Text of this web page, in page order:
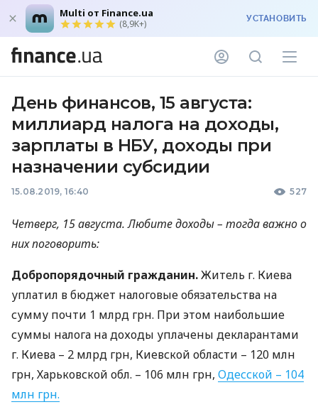
Multi от Finance.ua
(8,9K+) УСТАНОВИТЬ
День финансов, 15 августа:
миллиард налога на доходы,
зарплаты в НБУ, доходы при
назначении субсидии
15.08.2019, 16:40 527
Четверг, 15 августа. Любите доходы – тогда важно о
них поговорить:
Добропорядочный гражданин.Житель г. Киева
уплатил в бюджет налоговые обязательства на
сумму почти 1 млрд грн. При этом наибольшие
суммы налога на доходы уплачены декларантами
г. Киева – 2 млрд грн, Киевской области – 120 млн
грн, Харьковской обл. – 106 млн грн, Одесской – 104
млн грн.